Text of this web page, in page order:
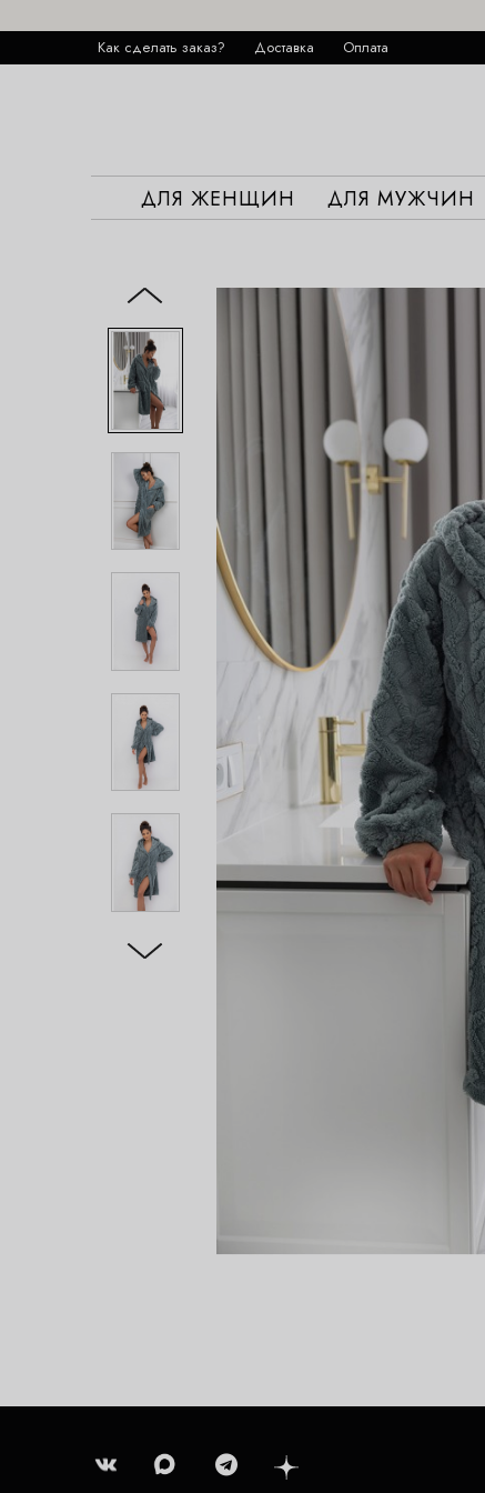
Как сделать заказ?
Доставка Оплата
ДЛЯ ЖЕНЩИН ДЛЯ МУЖЧИН